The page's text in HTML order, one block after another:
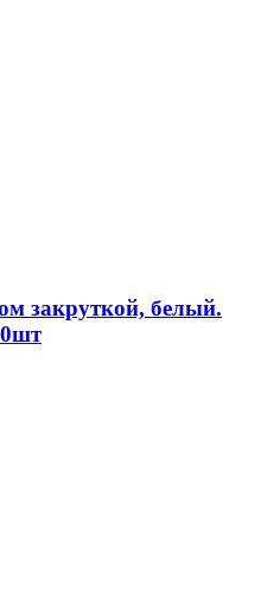
закруткой, белый.